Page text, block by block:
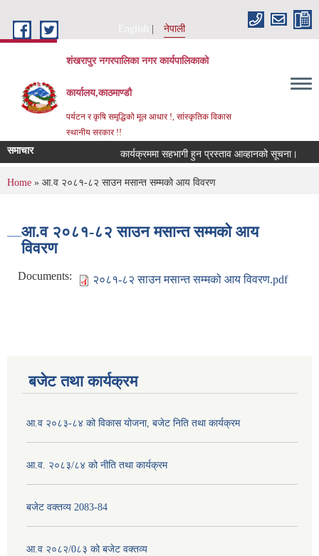
English
नेपाली
शंखरापुर नगरपालिका नगर कार्यपालिकाको
कार्यालय,काठमाण्डौ
पर्यटन र कृषि समृद्धिको मूल आधार !, सांस्कृतिक विकास
स्थानीय सरकार !!
समाचार कार्यक्रममा सहभागी हुन प्रस्ताव आव्हानको सूचना।
You are here
Home » आ.व २०८१-८२ साउन मसान्त सम्मको आय विवरण
आ.व २०८१-८२ साउन मसान्त सम्मको आय
विवरण
Documents: २०८१-८२ साउन मसान्त सम्मको आय विवरण.pdf
बजेट तथा कार्यक्रम
आ.व २०८३-८४ को विकास योजना, बजेट निति तथा कार्यक्रम
आ.व. २०८३/८४ को नीति तथा कार्यक्रम
बजेट वक्तव्य 2083-84
आ.व २०८२/0८३ को बजेट वक्तव्य